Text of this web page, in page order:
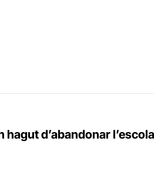
d’abandonar l’escola